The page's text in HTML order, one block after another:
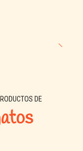
DE